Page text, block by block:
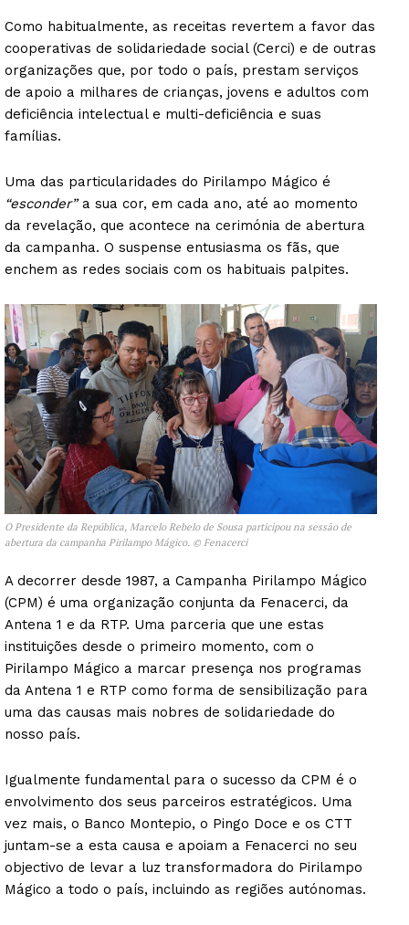
Como habitualmente, as receitas revertem a favor das
cooperativas de solidariedade social (Cerci) e de outras
organizações que, por todo o país, prestam serviços
de apoio a milhares de crianças, jovens e adultos com
deficiência intelectual e multi-deficiência e suas
famílias.
Uma das particularidades do Pirilampo Mágico é
“esconder”a sua cor, em cada ano, até ao momento
da revelação, que acontece na cerimónia de abertura
da campanha. O suspense entusiasma os fãs, que
enchem as redes sociais com os habituais palpites.
O Presidente da República, Marcelo Rebelo de Sousa participou na sessão de
abertura da campanha Pirilampo Mágico. © Fenacerci
A decorrer desde 1987, a Campanha Pirilampo Mágico
(CPM) é uma organização conjunta da Fenacerci, da
Antena 1 e da RTP. Uma parceria que une estas
instituições desde o primeiro momento, com o
Pirilampo Mágico a marcar presença nos programas
da Antena 1 e RTP como forma de sensibilização para
uma das causas mais nobres de solidariedade do
nosso país.
Igualmente fundamental para o sucesso da CPM é o
envolvimento dos seus parceiros estratégicos. Uma
vez mais, o Banco Montepio, o Pingo Doce e os CTT
juntam-se a esta causa e apoiam a Fenacerci no seu
objectivo de levar a luz transformadora do Pirilampo
Mágico a todo o país, incluindo as regiões autónomas.